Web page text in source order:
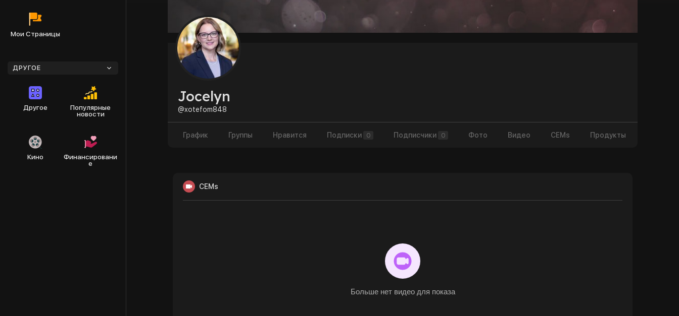
Мои Страницы
ДРУГОЕ
Другое
Популярные
новости
Кино
Финансировани
е
Jocelyn
@xotefom848
График Группы Нравится Подписки 0 Подписчики 0 Фото Видео CEMs Продукты
CEMs
Больше нет видео для показа